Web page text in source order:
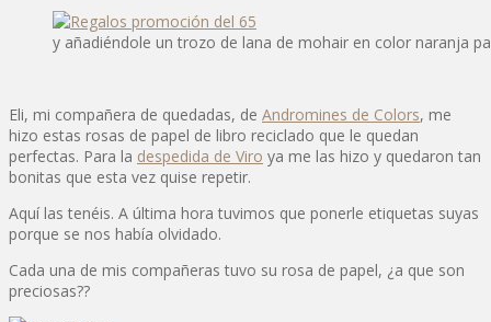
y añadiéndole un trozo de lana de mohair en color naranja
Eli, mi compañera de quedadas, de Andromines de Colors, me
hizo estas rosas de papel de libro reciclado que le quedan
perfectas. Para la despedida de Viro ya me las hizo y quedaron tan
bonitas que esta vez quise repetir.
Aquí las tenéis. A última hora tuvimos que ponerle etiquetas suyas
porque se nos había olvidado.
Cada una de mis compañeras tuvo su rosa de papel, ¿a que son
preciosas??